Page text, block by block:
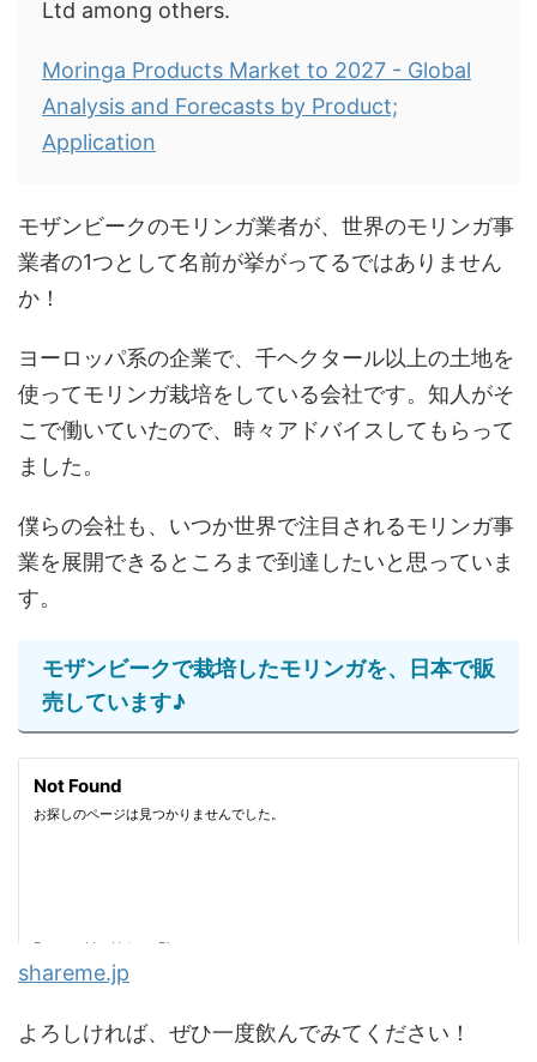
Ltd among others.
Moringa Products Market to 2027 - Global
Analysis and Forecasts by Product;
Application
モザンビークのモリンガ業者が、世界のモリンガ事
業者の1つとして名前が挙がってるではありません
か！
ヨーロッパ系の企業で、千ヘクタール以上の土地を
使ってモリンガ栽培をしている会社です。知人がそ
こで働いていたので、時々アドバイスしてもらって
ました。
僕らの会社も、いつか世界で注目されるモリンガ事
業を展開できるところまで到達したいと思っていま
す。
モザンビークで栽培したモリンガを、日本で販
売しています♪
shareme.jp
よろしければ、ぜひ一度飲んでみてください！